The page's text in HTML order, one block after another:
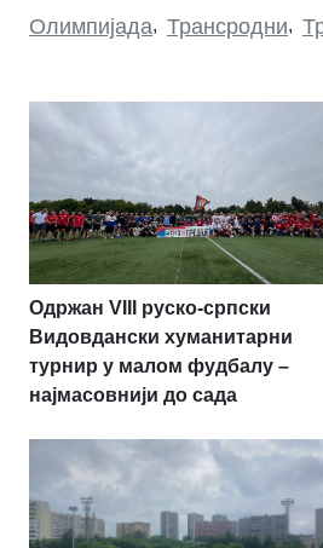
Олимпијада, Трансродни,
Одржан VIII руско-српски
Видовдански хуманитарни
турнир у малом фудбалу –
најмасовнији до сада